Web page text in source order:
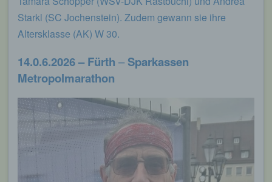
Starkl (SC Jochenstein). Zudem gewann sie ihre
Altersklasse (AK) W 30.
14.0.6.2026 – Fürth –Sparkassen
Metropolmarathon